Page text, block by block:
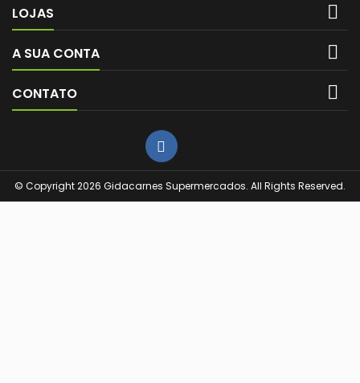
LOJAS 
A SUA CONTA 
CONTATO 
© Copyright 2026 Gidacarnes Supermercados. All Rights Reserved.